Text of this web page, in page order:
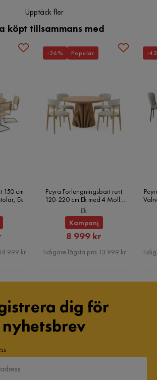
Upptäck fler
köpt tillsammans med
150 cm
Ek
999 kr
Peyra Förlängningsbart runt
120-220 cm Ek med 4 Molly
Matstolar, Ek
Ek
Kampanj
Rabatterat
Pris
8 999 kr
Tidigare lägsta pris 13 999 kr
-36% Populär -
dig för
nyhetsbrev